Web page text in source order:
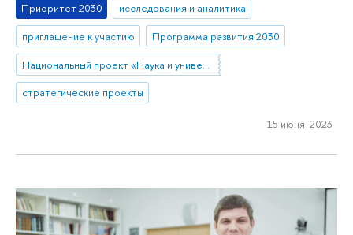
Приоритет 2030
исследования и аналитика
приглашение к участию
Программа развития 2030
Национальный проект «Наука и университеты»
стратегические проекты
15 июня 2023